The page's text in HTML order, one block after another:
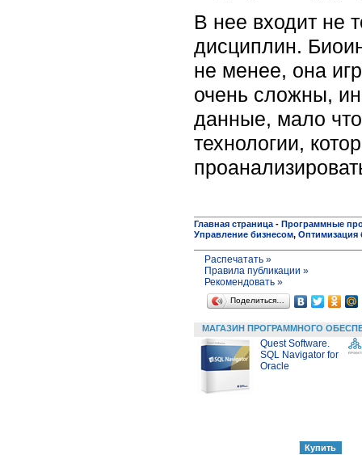
В нее входит не
дисциплин.
не менее, она
очень сложны,
данные, мало
технологии,
Главная страница - Программные
Управление бизнесом, Оптимизация
Распечатать »
Правила публикации »
Рекомендовать »
Поделиться…
МАГАЗИН ПРОГРАММНОГО
Quest Software.
SQL Navigator for
Oracle